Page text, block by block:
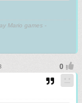
Mario games -